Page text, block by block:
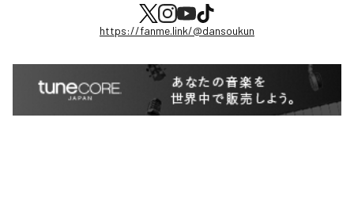
https://fanme.link/@dansoukun